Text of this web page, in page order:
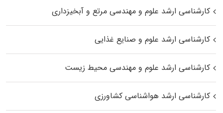
کارشناسی ارشد علوم و مهندسی مرتع و آبخیزداری
کارشناسی ارشد علوم و صنایع غذایی
کارشناسی ارشد علوم و مهندسی محیط زیست
کارشناسی ارشد هواشناسی کشاورزی